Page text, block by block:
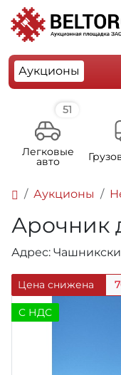
Аукционы
51
Легковые
авто
Аукционы
Арочник
Адрес:
Цена снижена
C НДС